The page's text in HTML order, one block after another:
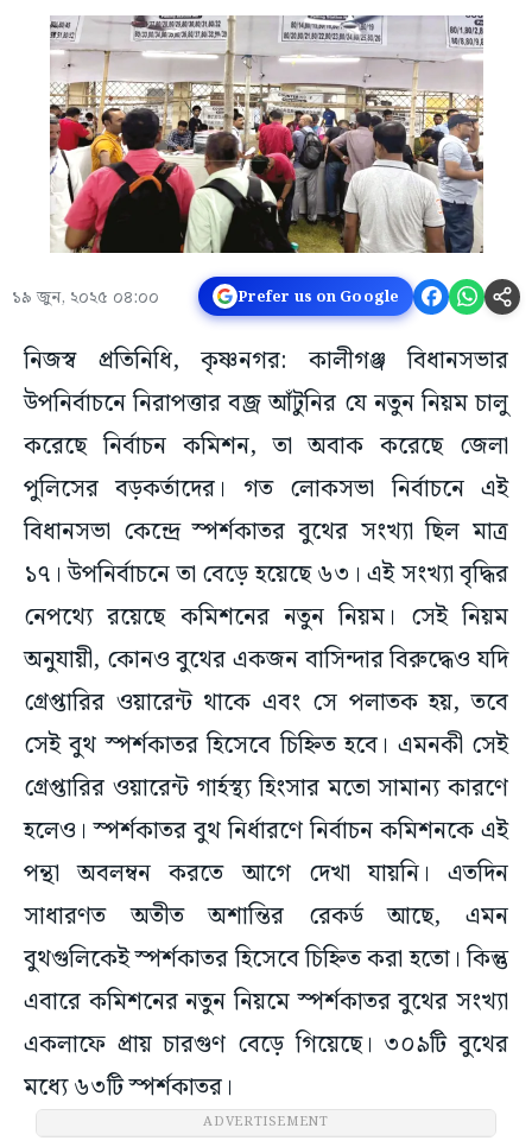
১৯ জুন, ২০২৫ ০৪:০০ Prefer us on Google
নিজস্ব প্রতিনিধি, কৃষ্ণনগর: কালীগঞ্জ বিধানসভার
উপনির্বাচনে নিরাপত্তার বজ্র আঁটুনির যে নতুন নিয়ম চালু
করেছে নির্বাচন কমিশন, তা অবাক করেছে জেলা
পুলিসের বড়কর্তাদের। গত লোকসভা নির্বাচনে এই
বিধানসভা কেন্দ্রে স্পর্শকাতর বুথের সংখ্যা ছিল মাত্র
১৭। উপনির্বাচনে তা বেড়ে হয়েছে ৬৩। এই সংখ্যা বৃদ্ধির
নেপথ্যে রয়েছে কমিশনের নতুন নিয়ম। সেই নিয়ম
অনুযায়ী, কোনও বুথের একজন বাসিন্দার বিরুদ্ধেও যদি
গ্রেপ্তারির ওয়ারেন্ট থাকে এবং সে পলাতক হয়, তবে
সেই বুথ স্পর্শকাতর হিসেবে চিহ্নিত হবে। এমনকী সেই
গ্রেপ্তারির ওয়ারেন্ট গার্হস্থ্য হিংসার মতো সামান্য কারণে
হলেও। স্পর্শকাতর বুথ নির্ধারণে নির্বাচন কমিশনকে এই
পন্থা অবলম্বন করতে আগে দেখা যায়নি। এতদিন
সাধারণত অতীত অশান্তির রেকর্ড আছে, এমন
বুথগুলিকেই স্পর্শকাতর হিসেবে চিহ্নিত করা হতো। কিন্তু
এবারে কমিশনের নতুন নিয়মে স্পর্শকাতর বুথের সংখ্যা
একলাফে প্রায় চারগুণ বেড়ে গিয়েছে। ৩০৯টি বুথের
মধ্যে ৬৩টি স্পর্শকাতর।
ADVERTISEMENT